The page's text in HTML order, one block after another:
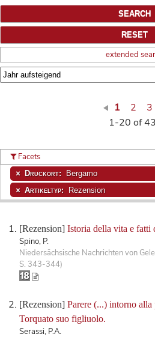
extended
1 2
3
1-20 of 43
[Rezension] Istoria della vita e
Spino, P.
Niedersächsische Nachrichten von
S. 343-344)
[Rezension] Parere (...) intorno
Torquato suo figliuolo.
Serassi, P.A.
Facets
Druckort: Bergamo
Artikeltyp: Rezension